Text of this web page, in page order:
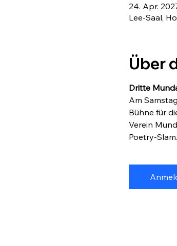
24. Apr.
Lee-Saal,
Über
Dritte
Am
Bühne für
Verein
Poetry-